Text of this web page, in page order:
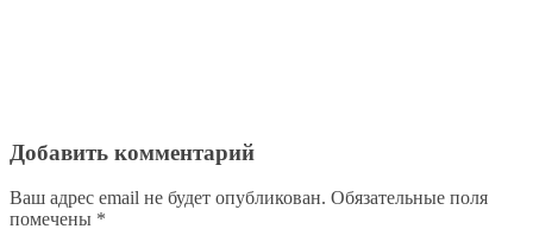
Добавить комментарий
Ваш адрес email не будет опубликован. Обязательные поля
помечены *